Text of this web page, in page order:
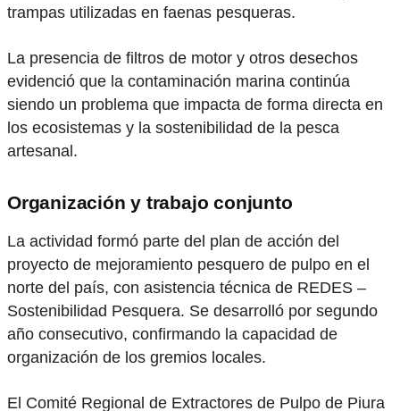
trampas utilizadas en faenas pesqueras.
La presencia de filtros de motor y otros desechos
evidenció que la contaminación marina continúa
siendo un problema que impacta de forma directa en
los ecosistemas y la sostenibilidad de la pesca
artesanal.
Organización y trabajo conjunto
La actividad formó parte del plan de acción del
proyecto de mejoramiento pesquero de pulpo en el
norte del país, con asistencia técnica de REDES –
Sostenibilidad Pesquera. Se desarrolló por segundo
año consecutivo, confirmando la capacidad de
organización de los gremios locales.
El Comité Regional de Extractores de Pulpo de Piura